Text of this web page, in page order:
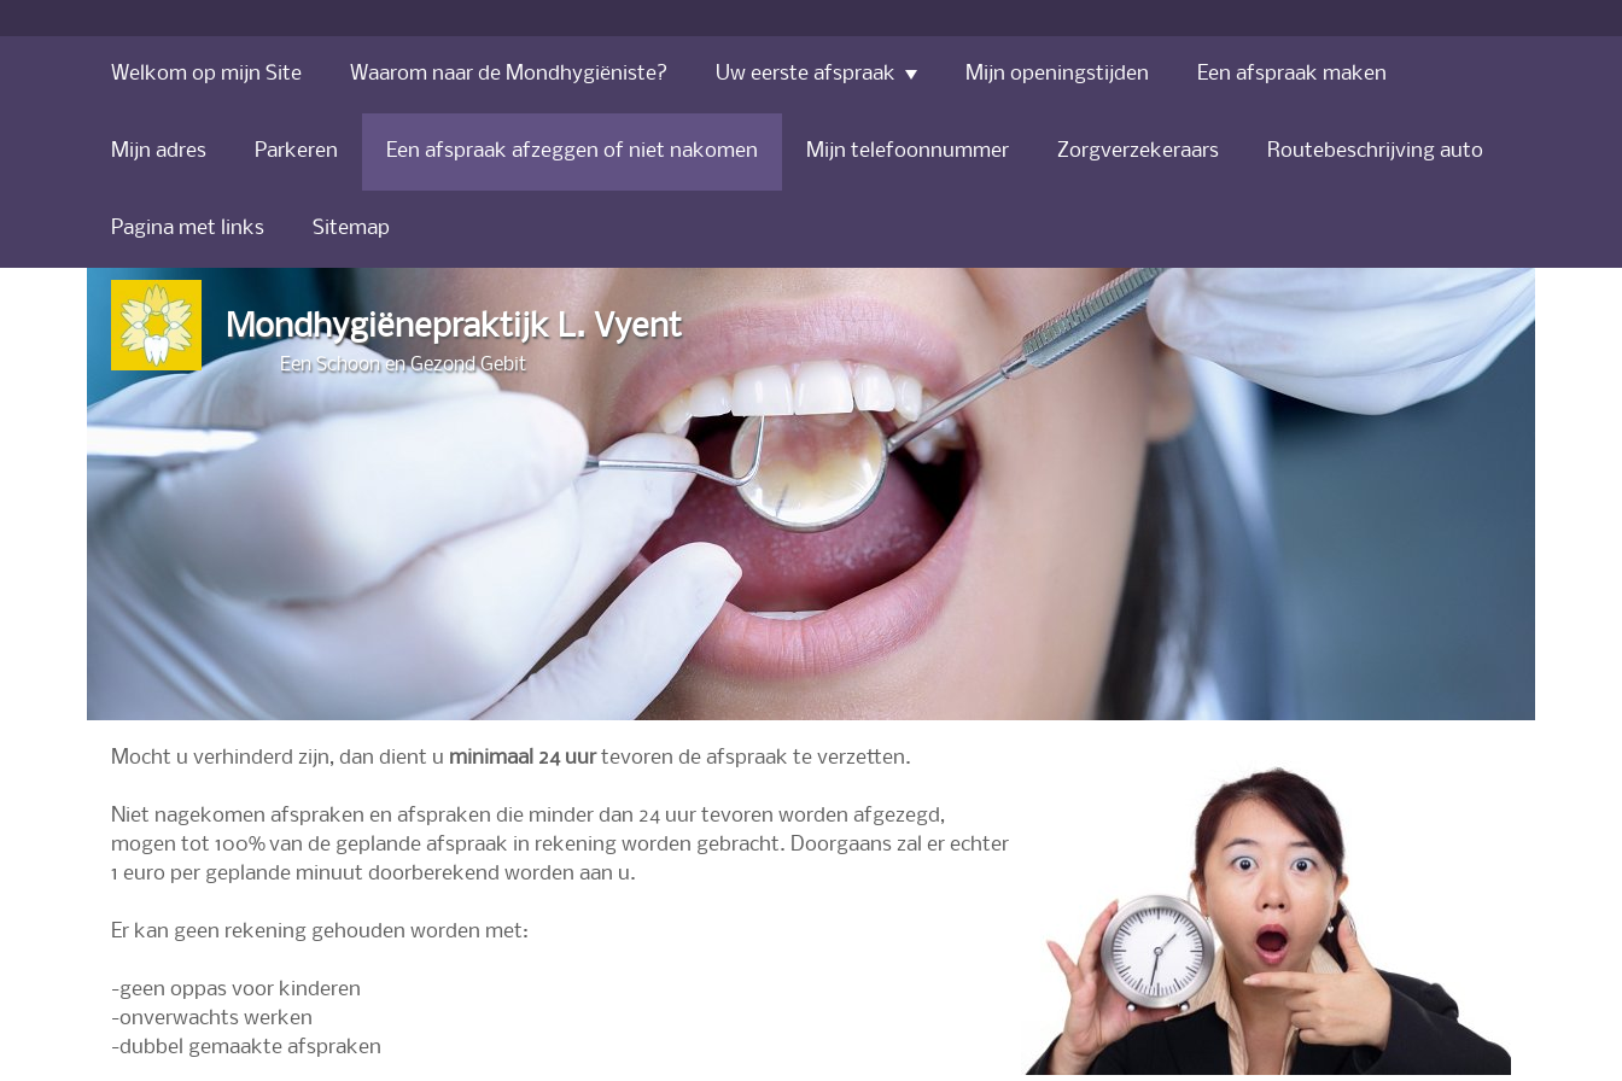
Mocht u verhinderd zijn, dan dient u minimaal 24 uurtevoren de afspraak te verzetten.
Niet nagekomen afspraken en afspraken die minder dan 24 uur tevoren worden afgezegd,
mogen tot 100% van de geplande afspraak in rekening worden gebracht. Doorgaans zal er echter
1 euro per geplande minuut doorberekend worden aan u.
Er kan geen rekening gehouden worden met:
-geen oppas voor kinderen
-onverwachts werken
-dubbel gemaakte afspraken
Mondhygiënepraktijk L. Vyent
Een Schoon en Gezond Gebit
Welkom op mijn Site Waarom naar de Mondhygiëniste? Uw eerste afspraak Mijn openingstijden Een afspraak maken
Mijn adres Parkeren Een afspraak afzeggen of niet nakomen Mijn telefoonnummer Zorgverzekeraars Routebeschrijving auto
Pagina met links Sitemap